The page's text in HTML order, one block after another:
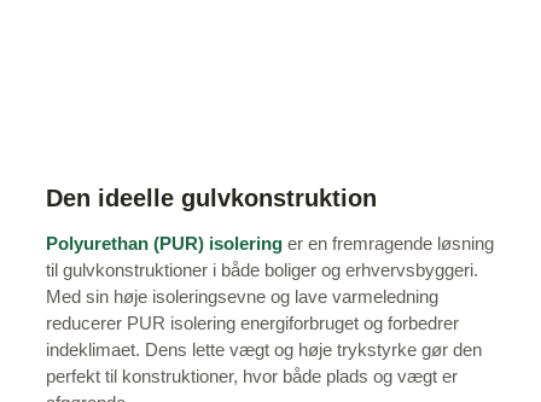
Den ideelle gulvkonstruktion
Polyurethan (PUR) isolering er en fremragende løsning
til gulvkonstruktioner i både boliger og erhvervsbyggeri.
Med sin høje isoleringsevne og lave varmeledning
reducerer PUR isolering energiforbruget og forbedrer
indeklimaet. Dens lette vægt og høje trykstyrke gør den
perfekt til konstruktioner, hvor både plads og vægt er